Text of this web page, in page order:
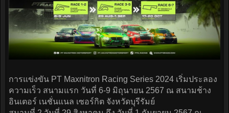
การแข่งขัน PT Maxnitron Racing Series 2024 เริ่มประลอง
ความเร็ว สนามแรก วันที่ 6-9 มิถุนายน 2567 ณ สนามช้าง
อินเตอร์ เนชั่นแนล เซอร์กิต จังหวัดบุรีรัมย์